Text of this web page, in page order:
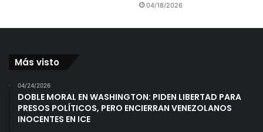
04/18/2026
Más visto
04/24/2026
DOBLE MORAL EN WASHINGTON: PIDEN LIBERTAD PARA
PRESOS POLÍTICOS, PERO ENCIERRAN VENEZOLANOS
INOCENTES EN ICE